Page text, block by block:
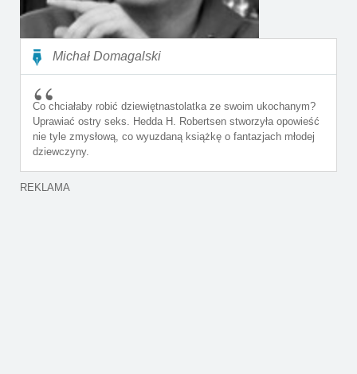
Michał Domagalski
Co chciałaby robić dziewiętnastolatka ze swoim ukochanym?
Uprawiać ostry seks. Hedda H. Robertsen stworzyła opowieść
nie tyle zmysłową, co wyuzdaną książkę o fantazjach młodej
dziewczyny.
REKLAMA